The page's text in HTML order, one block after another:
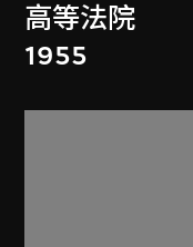
高等法院
1955